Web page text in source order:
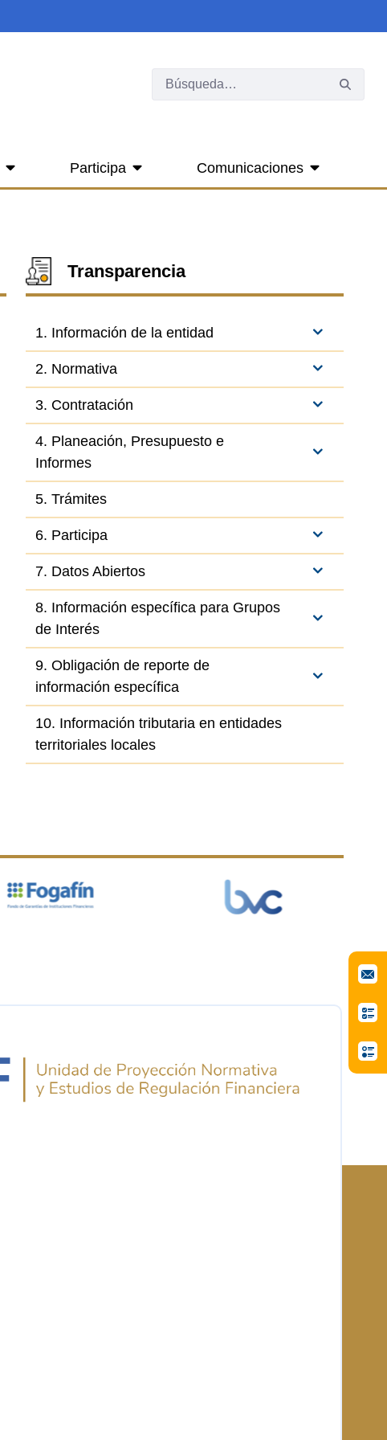
Participa Comunicaciones
Transparencia
1. Información de la entidad
2. Normativa
3. Contratación
4. Planeación, Presupuesto e
Informes
5. Trámites
6. Participa
7. Datos Abiertos
8. Información específica para Grupos
de Interés
9. Obligación de reporte de
información específica
10. Información tributaria en entidades
territoriales locales